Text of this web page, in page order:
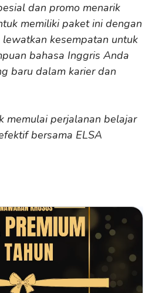
dan promo menarik
memiliki paket ini dengan
kesempatan untuk
bahasa Inggris Anda
baru dalam karier dan
memulai perjalanan belajar
bersama ELSA